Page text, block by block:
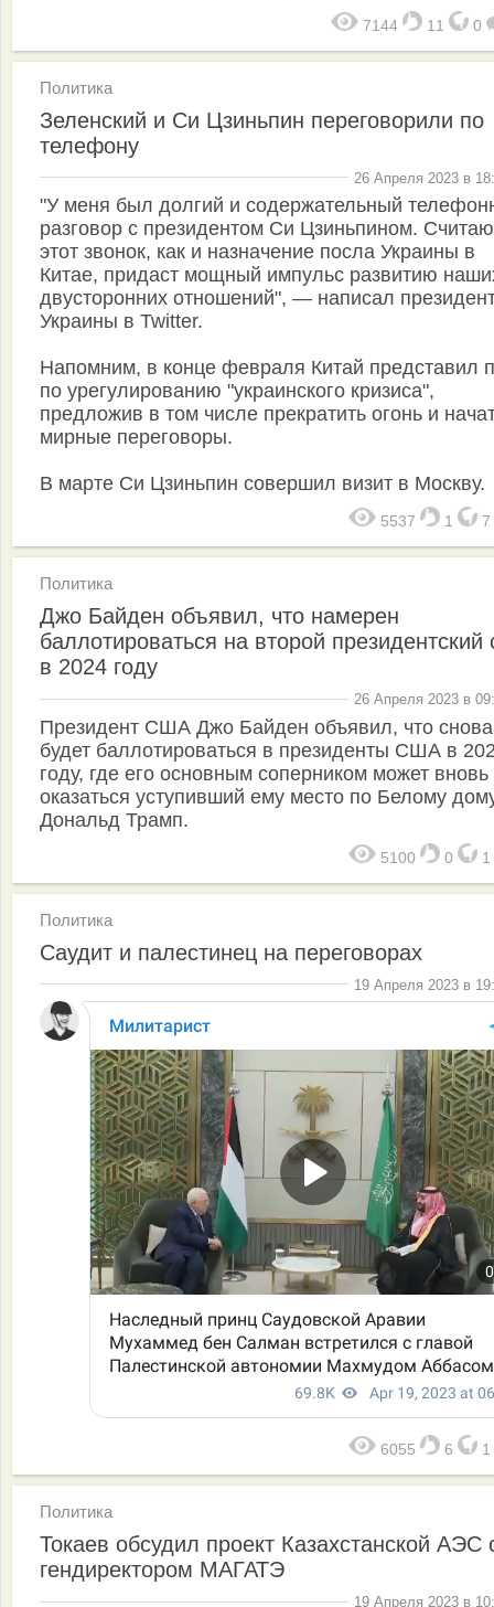
7144 11 0
Политика
Зеленский и Си Цзиньпин переговорили по
телефону
26 Апреля 2023 в
"У меня был долгий и содержательный
разговор с президентом Си Цзиньпином.
этот звонок, как и назначение посла Украины в
Китае, придаст мощный импульс развитию
двусторонних отношений", — написал
Украины в Twitter.
Напомним, в конце февраля Китай представил
по урегулированию "украинского кризиса",
предложив в том числе прекратить огонь и
мирные переговоры.
В марте Си Цзиньпин совершил визит в Москву.
5537 1 7
Политика
Джо Байден объявил, что намерен
баллотироваться на второй президентский
в 2024 году
26 Апреля 2023 в
Президент США Джо Байден объявил, что снова
будет баллотироваться в президенты США в
году, где его основным соперником может вновь
оказаться уступивший ему место по Белому
Дональд Трамп.
5100 0 1
Политика
Саудит и палестинец на переговорах
19 Апреля 2023 в
6055 6 1
Политика
Токаев обсудил проект Казахстанской АЭС
гендиректором МАГАТЭ
19 Апреля 2023 в